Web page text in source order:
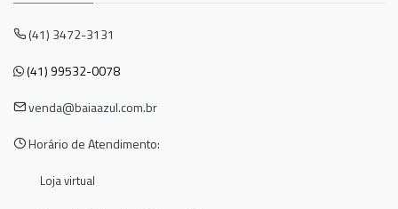
(41) 3472-3131
(41) 99532-0078
venda@baiaazul.com.br
Horário de Atendimento:
Loja virtual